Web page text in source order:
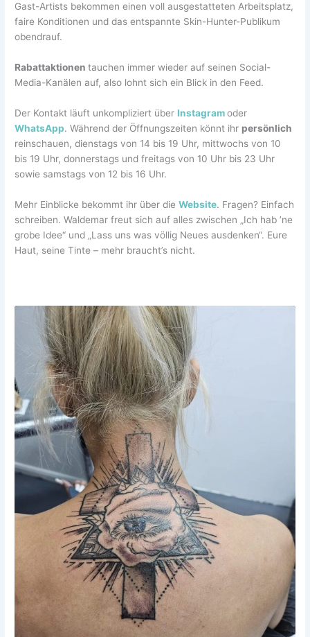
Gast-Artists bekommen einen voll ausgestatteten Arbeitsplatz,
faire Konditionen und das entspannte Skin-Hunter-Publikum
obendrauf.
Rabattaktionentauchen immer wieder auf seinen Social-
Media-Kanälen auf, also lohnt sich ein Blick in den Feed.
Der Kontakt läuft unkompliziert über Instagramoder
WhatsApp. Während der Öffnungszeiten könnt ihr persönlich
reinschauen, dienstags von 14 bis 19 Uhr, mittwochs von 10
bis 19 Uhr, donnerstags und freitags von 10 Uhr bis 23 Uhr
sowie samstags von 12 bis 16 Uhr.
Mehr Einblicke bekommt ihr über dieWebsite. Fragen? Einfach
schreiben. Waldemar freut sich auf alles zwischen „Ich hab ’ne
grobe Idee“ und „Lass uns was völlig Neues ausdenken“. Eure
Haut, seine Tinte – mehr braucht’s nicht.